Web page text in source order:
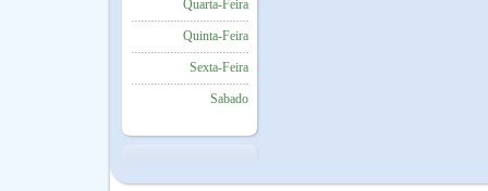
Quarta-Feira
Quinta-Feira
Sexta-Feira
Sabado